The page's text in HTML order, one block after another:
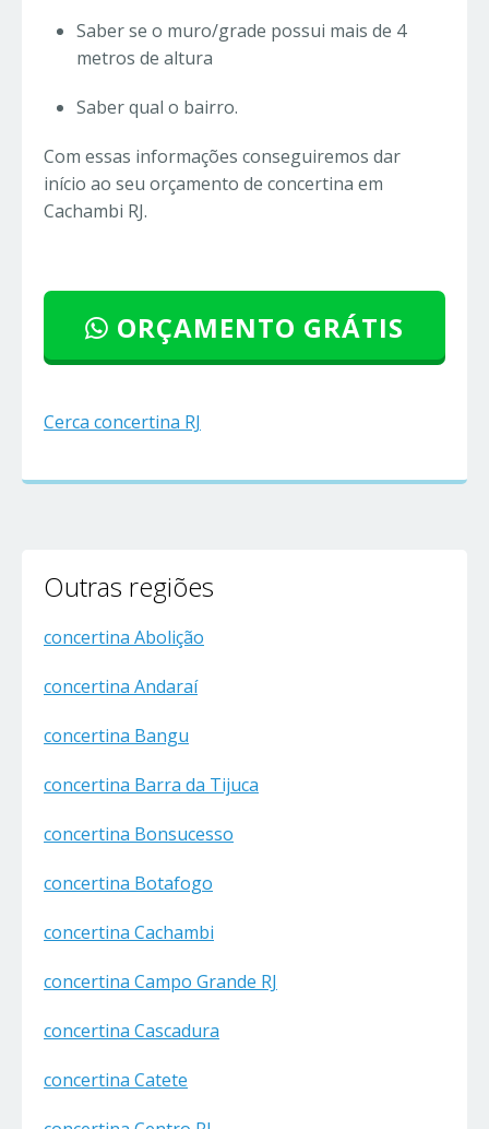
Saber se o muro/grade possui mais de 4
metros de altura
Saber qual o bairro.
Com essas informações conseguiremos dar
início ao seu orçamento de concertina em
Cachambi RJ.
ORÇAMENTO GRÁTIS
Cerca concertina RJ
Outras regiões
concertina Abolição
concertina Andaraí
concertina Bangu
concertina Barra da Tijuca
concertina Bonsucesso
concertina Botafogo
concertina Cachambi
concertina Campo Grande RJ
concertina Cascadura
concertina Catete